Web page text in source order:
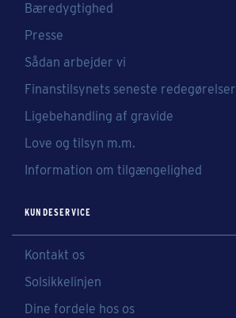
Bæredygtighed
Presse
Sådan arbejder vi
Finanstilsynets seneste redegørelser
Ligebehandling af gravide
Love og tilsyn m.m.
Information om tilgængelighed
KUNDESERVICE
Kontakt os
Solsikkelinjen
Dine fordele hos os